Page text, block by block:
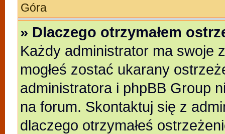
Góra
» Dlaczego otrzymałem
Każdy administrator ma swoje
mogłeś zostać ukarany
administratora i phpBB Group
na forum. Skontaktuj się z
dlaczego otrzymałeś